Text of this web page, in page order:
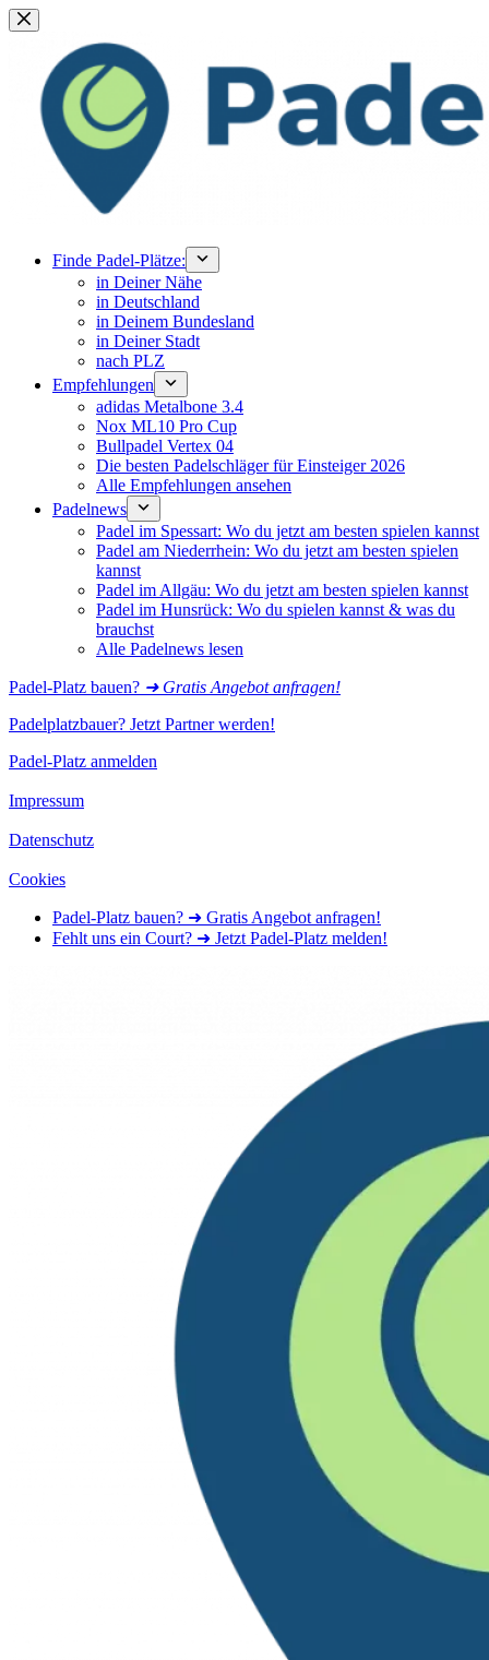
Zum
Inhalt
springen
Finde Padel-Plätze:
in Deiner Nähe
in Deutschland
in Deinem Bundesland
in Deiner Stadt
nach PLZ
Empfehlungen
adidas Metalbone 3.4
Nox ML10 Pro Cup
Bullpadel Vertex 04
Die besten Padelschläger für Einsteiger 2026
Alle Empfehlungen ansehen
Padelnews
Padel im Spessart: Wo du jetzt am besten spielen kannst
Padel am Niederrhein: Wo du jetzt am besten spielen
kannst
Padel im Allgäu: Wo du jetzt am besten spielen kannst
Padel im Hunsrück: Wo du spielen kannst & was du
brauchst
Alle Padelnews lesen
Padel-Platz bauen? ➜ Gratis Angebot anfragen!
Padelplatzbauer? Jetzt Partner werden!
Padel-Platz anmelden
Impressum
Datenschutz
Cookies
Padel-Platz bauen? ➜ Gratis Angebot anfragen!
Fehlt uns ein Court? ➜ Jetzt Padel-Platz melden!